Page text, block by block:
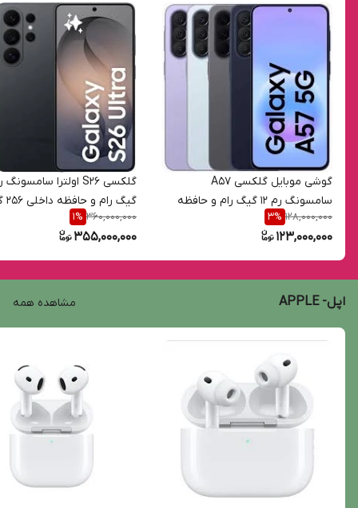
گوشی موبایل گلکسی A57
سامسونگ رم 12 گیگ رام و حافظه
داخلی 256 گیگ 5G
128,000,000
3%
123,000,000
5G
360,000,000
1%
355,000,000
اپل- APPLE مشاهده همه